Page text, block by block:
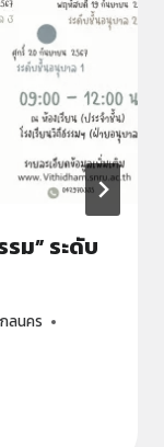
ม” ระดับ
ลนคร